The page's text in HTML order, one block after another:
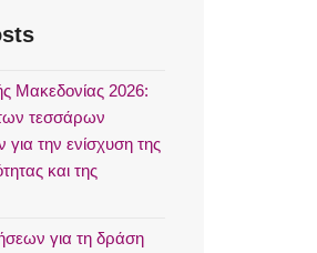
Μακεδονίας 2026:
τεσσάρων
για την ενίσχυση της
και της
για τη δράση